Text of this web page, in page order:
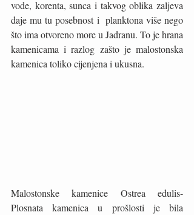
vode, korenta, sunca i takvog oblika zaljeva
daje mu tu posebnost i  planktona više nego
što ima otvoreno more u Jadranu. To je hrana
kamenicama i razlog zašto je malostonska
kamenica toliko cijenjena i ukusna.
Malostonske kamenice Ostrea edulis-
Plosnata kamenica u prošlosti je bila